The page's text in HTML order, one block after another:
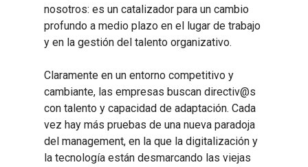
nosotros: es un catalizador para un cambio
profundo a medio plazo en el lugar de trabajo
y en la gestión del talento organizativo.
Claramente en un entorno competitivo y
cambiante, las empresas buscan directiv@s
con talento y capacidad de adaptación. Cada
vez hay más pruebas de una nueva paradoja
del management, en la que la digitalización y
la tecnología están desmarcando las viejas